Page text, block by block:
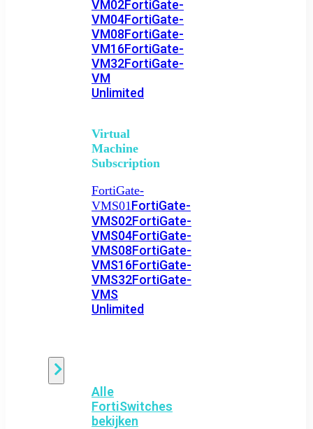
VM02FortiGate-
VM04FortiGate-
VM08FortiGate-
VM16FortiGate-
VM32FortiGate-
VM
Unlimited
Virtual
Machine
Subscription
FortiGate-
VMS01FortiGate-
VMS02FortiGate-
VMS04FortiGate-
VMS08FortiGate-
VMS16FortiGate-
VMS32FortiGate-
VMS
Unlimited
Alle
FortiSwitches
bekijken